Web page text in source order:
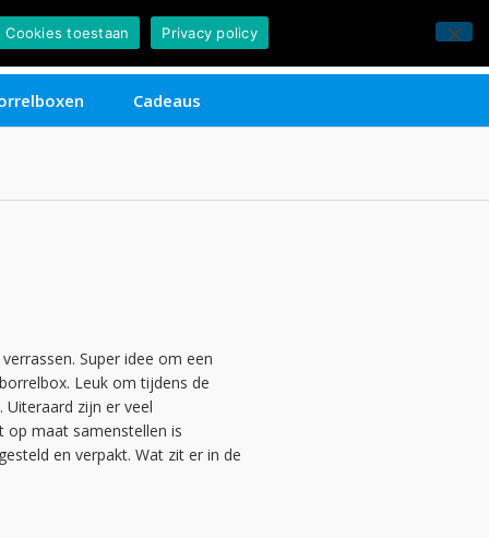
Contact
Cadeaus
Super idee om een
Leuk om tijdens de
zijn er veel
op maat samenstellen is
en verpakt. Wat zit er in de
Cookies toestaan Privacy policy